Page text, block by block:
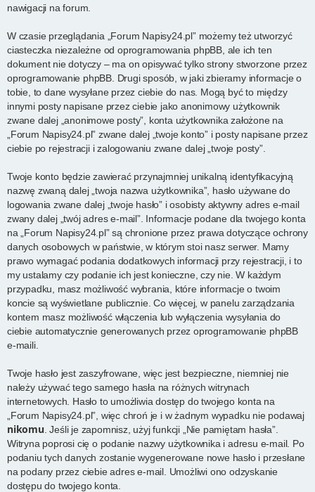
nawigacji na forum.
W czasie przeglądania „Forum Napisy24.pl” możemy też utworzyć
ciasteczka niezależne od oprogramowania phpBB, ale ich ten
dokument nie dotyczy – ma on opisywać tylko strony stworzone przez
oprogramowanie phpBB. Drugi sposób, w jaki zbieramy informacje o
tobie, to dane wysyłane przez ciebie do nas. Mogą być to między
innymi posty napisane przez ciebie jako anonimowy użytkownik
zwane dalej „anonimowe posty”, konta użytkownika założone na
„Forum Napisy24.pl” zwane dalej „twoje konto” i posty napisane przez
ciebie po rejestracji i zalogowaniu zwane dalej „twoje posty”.
Twoje konto będzie zawierać przynajmniej unikalną identyfikacyjną
nazwę zwaną dalej „twoja nazwa użytkownika”, hasło używane do
logowania zwane dalej „twoje hasło” i osobisty aktywny adres e-mail
zwany dalej „twój adres e-mail”. Informacje podane dla twojego konta
na „Forum Napisy24.pl” są chronione przez prawa dotyczące ochrony
danych osobowych w państwie, w którym stoi nasz serwer. Mamy
prawo wymagać podania dodatkowych informacji przy rejestracji, i to
my ustalamy czy podanie ich jest konieczne, czy nie. W każdym
przypadku, masz możliwość wybrania, które informacje o twoim
koncie są wyświetlane publicznie. Co więcej, w panelu zarządzania
kontem masz możliwość włączenia lub wyłączenia wysyłania do
ciebie automatycznie generowanych przez oprogramowanie phpBB
e-maili.
Twoje hasło jest zaszyfrowane, więc jest bezpieczne, niemniej nie
należy używać tego samego hasła na różnych witrynach
internetowych. Hasło to umożliwia dostęp do twojego konta na
„Forum Napisy24.pl”, więc chroń je i w żadnym wypadku nie podawaj
nikomu . Jeśli je zapomnisz, użyj funkcji „Nie pamiętam hasła”.
Witryna poprosi cię o podanie nazwy użytkownika i adresu e-mail. Po
podaniu tych danych zostanie wygenerowane nowe hasło i przesłane
na podany przez ciebie adres e-mail. Umożliwi ono odzyskanie
dostępu do twojego konta.